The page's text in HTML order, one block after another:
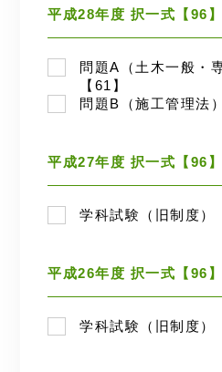
平成28年度 択一式【96】
問題A（土木一般・
【61】
問題B（施工管理法
平成27年度 択一式【96】
学科試験（旧制度）
平成26年度 択一式【96】
学科試験（旧制度）